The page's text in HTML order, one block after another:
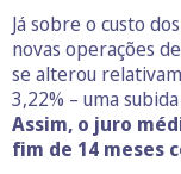
Já sobre o custo
novas operações
se alterou
3,22% – uma
Assim, o juro
fim de 14 meses